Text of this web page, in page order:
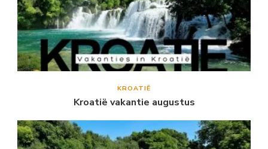
KROATIË
Kroatië vakantie augustus